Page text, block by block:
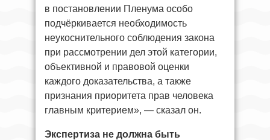
в постановлении Пленума особо
подчёркивается необходимость
неукоснительного соблюдения закона
при рассмотрении дел этой категории,
объективной и правовой оценки
каждого доказательства, а также
признания приоритета прав человека
главным критерием», — сказал он.
Экспертиза не должна быть